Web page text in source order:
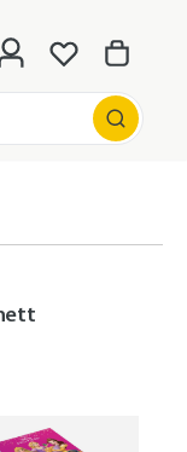
Burnett”